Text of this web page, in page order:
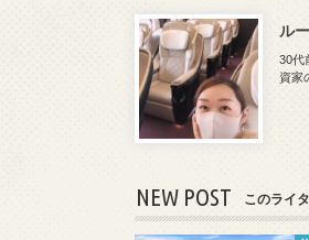
ル
30代
資家
NEW POST このライ